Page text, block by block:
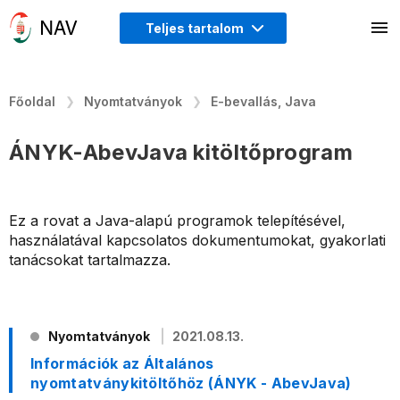
Teljes tartalom
Főoldal Nyomtatványok E-bevallás, Java
ÁNYK-AbevJava kitöltőprogram
Ez a rovat a Java-alapú programok telepítésével,
használatával kapcsolatos dokumentumokat, gyakorlati
tanácsokat tartalmazza.
Nyomtatványok 2021.08.13.
Információk az Általános
nyomtatványkitöltőhöz (ÁNYK - AbevJava)